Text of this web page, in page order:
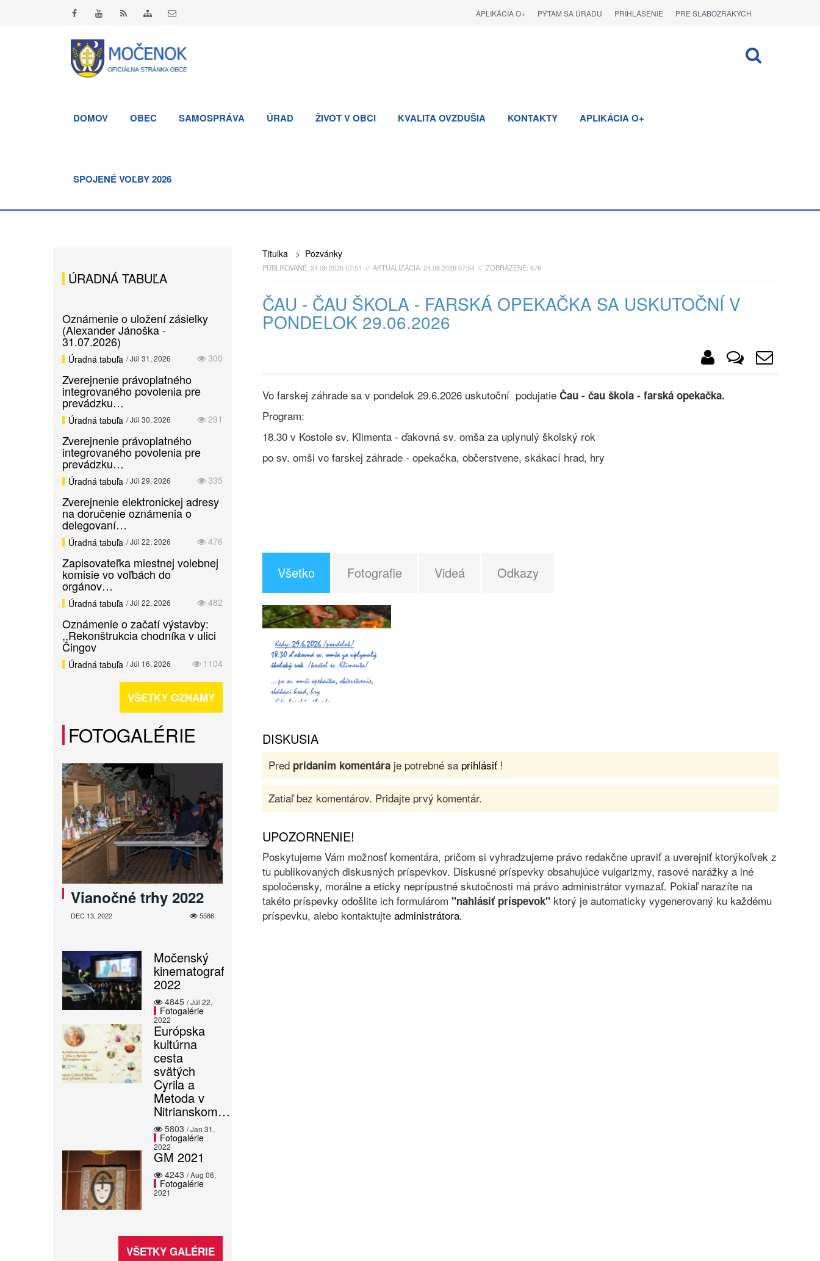
PRE SLABOZRAKÝCH
PRIHLÁSENIE
PÝTAM SA ÚRADU
APLIKÁCIA O+
DOMOV OBEC SAMOSPRÁVA ÚRAD ŽIVOT V OBCI KVALITA OVZDUŠIA KONTAKTY APLIKÁCIA O+
SPOJENÉ VOĽBY 2026
Titulka> Pozvánky
PUBLIKOVANÉ: 24.06.2026 07:51 // AKTUALIZÁCIA: 24.06.2026 07:54 // ZOBRAZENÉ: 676
ČAU - ČAU ŠKOLA - FARSKÁ OPEKAČKA SA USKUTOČNÍ V
PONDELOK 29.06.2026
Vo farskej záhrade sa v pondelok 29.6.2026 uskutoční podujatie Čau - čau škola - farská opekačka.
Program:
18.30 v Kostole sv. Klimenta - ďakovná sv. omša za uplynulý školský rok
po sv. omši vo farskej záhrade - opekačka, občerstvene, skákací hrad, hry
Všetko Fotografie Videá Odkazy
DISKUSIA
Pred pridaním komentáraje potrebné sa prihlásiť!
Zatiaľ bez komentárov. Pridajte prvý komentár.
UPOZORNENIE!
Poskytujeme Vám možnosť komentára, pričom si vyhradzujeme právo redakčne upraviť a uverejniť ktorýkoľvek z
tu publikovaných diskusných príspevkov. Diskusné príspevky obsahujúce vulgarizmy, rasové narážky a iné
spoločensky, morálne a eticky neprípustné skutočnosti má právo administrátor vymazať. Pokiaľ narazíte na
takéto príspevky odošlite ich formulárom "nahlásiť príspevok"ktorý je automaticky vygenerovaný ku každému
príspevku, alebo kontaktujte administrátora.
ÚRADNÁ TABUĽA
Oznámenie o uložení zásielky
(Alexander Jánoška -
31.07.2026)
300
Úradná tabuľa / Júl 31, 2026
Zverejnenie právoplatného
integrovaného povolenia pre
prevádzku…
291
Úradná tabuľa / Júl 30, 2026
Zverejnenie právoplatného
integrovaného povolenia pre
prevádzku…
335
Úradná tabuľa / Júl 29, 2026
Zverejnenie elektronickej adresy
na doručenie oznámenia o
delegovaní…
476
Úradná tabuľa / Júl 22, 2026
Zapisovateľka miestnej volebnej
komisie vo voľbách do
orgánov…
482
Úradná tabuľa / Júl 22, 2026
Oznámenie o začatí výstavby:
,,Rekonštrukcia chodníka v ulici
Čingov
1104
Úradná tabuľa / Júl 16, 2026
VŠETKY OZNAMY
FOTOGALÉRIE
Vianočné trhy 2022
5586
DEC 13, 2022
Močenský
kinematograf
2022
4845
Fotogalérie
/ Júl 22,
2022
Európska
kultúrna
cesta
svätých
Cyrila a
Metoda v
Nitrianskom…
5803
Fotogalérie
/ Jan 31,
2022
GM 2021
4243
Fotogalérie
/ Aug 06,
2021
VŠETKY GALÉRIE